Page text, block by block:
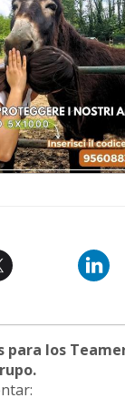
para los